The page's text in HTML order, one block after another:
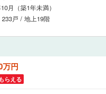
月（築1年未満）
戸 / 地上19階
万円
らえる